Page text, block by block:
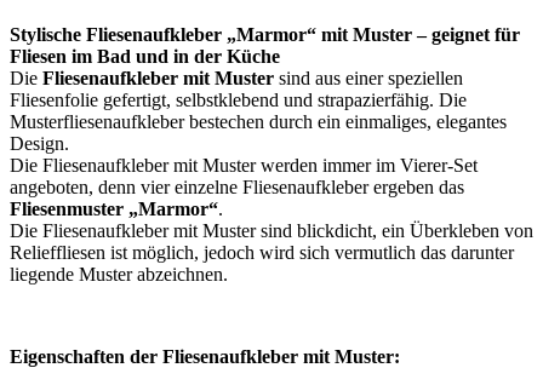
Stylische Fliesenaufkleber „Marmor“ mit Muster – geignet für
Fliesen im Bad und in der Küche
Die Fliesenaufkleber mit Muster sind aus einer speziellen
Fliesenfolie gefertigt, selbstklebend und strapazierfähig. Die
Musterfliesenaufkleber bestechen durch ein einmaliges, elegantes
Design.
Die Fliesenaufkleber mit Muster werden immer im Vierer-Set
angeboten, denn vier einzelne Fliesenaufkleber ergeben das
Fliesenmuster „Marmor“.
Die Fliesenaufkleber mit Muster sind blickdicht, ein Überkleben von
Relieffliesen ist möglich, jedoch wird sich vermutlich das darunter
liegende Muster abzeichnen.
Eigenschaften der Fliesenaufkleber mit Muster: